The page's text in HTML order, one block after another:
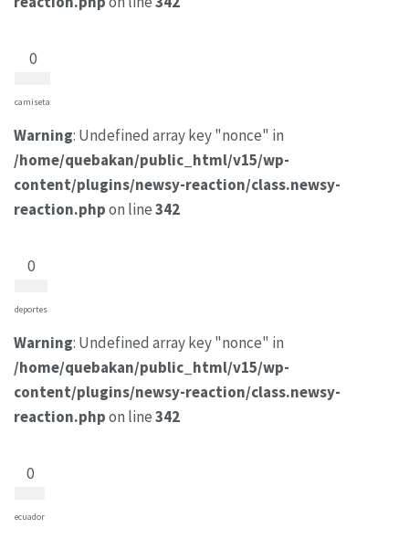
0
camiseta
Warning: Undefined array key "nonce" in
/home/quebakan/public_html/v15/wp-
content/plugins/newsy-reaction/class.newsy-
reaction.phpon line342
0
deportes
Warning: Undefined array key "nonce" in
/home/quebakan/public_html/v15/wp-
content/plugins/newsy-reaction/class.newsy-
reaction.phpon line342
0
ecuador